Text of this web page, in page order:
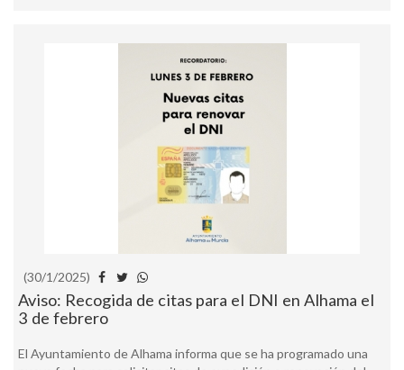
(30/1/2025)
Aviso: Recogida de citas para el DNI en Alhama el
3 de febrero
El Ayuntamiento de Alhama informa que se ha programado una